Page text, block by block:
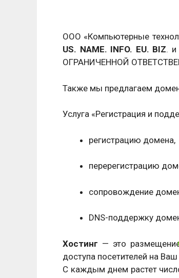
ООО «Компьютерные
US. NAME. INFO. EU. BIZ. и
ОГРАНИЧЕННОЙ
Также мы предлагаем
Услуга «Регистрация и
регистрацию домена,
перерегистрацию
сопровождение
DNS-поддержку
Хостинг — это
доступа посетителей на Ваш
С каждым днем растет